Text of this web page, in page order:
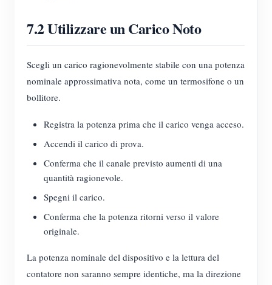
7.2 Utilizzare un Carico Noto
Scegli un carico ragionevolmente stabile con una potenza
nominale approssimativa nota, come un termosifone o un
bollitore.
Registra la potenza prima che il carico venga acceso.
Accendi il carico di prova.
Conferma che il canale previsto aumenti di una
quantità ragionevole.
Spegni il carico.
Conferma che la potenza ritorni verso il valore
originale.
La potenza nominale del dispositivo e la lettura del
contatore non saranno sempre identiche, ma la direzione